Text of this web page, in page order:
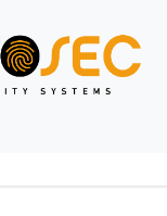
Video Alarm